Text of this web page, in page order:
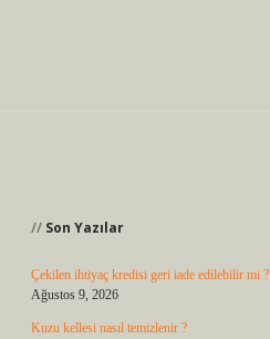
Son Yazılar
Çekilen ihtiyaç kredisi geri iade edilebilir mi ?
Ağustos 9, 2026
Kuzu kellesi nasıl temizlenir ?